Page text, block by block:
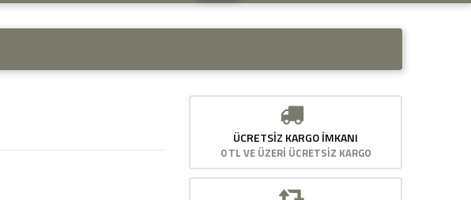
ÜCRETSIZ KARGO İMKANI
0 TL VE ÜZERİ ÜCRETSİZ KARGO